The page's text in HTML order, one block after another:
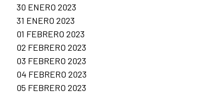
30 ENERO 2023
31 ENERO 2023
01 FEBRERO 2023
02 FEBRERO 2023
03 FEBRERO 2023
04 FEBRERO 2023
05 FEBRERO 2023